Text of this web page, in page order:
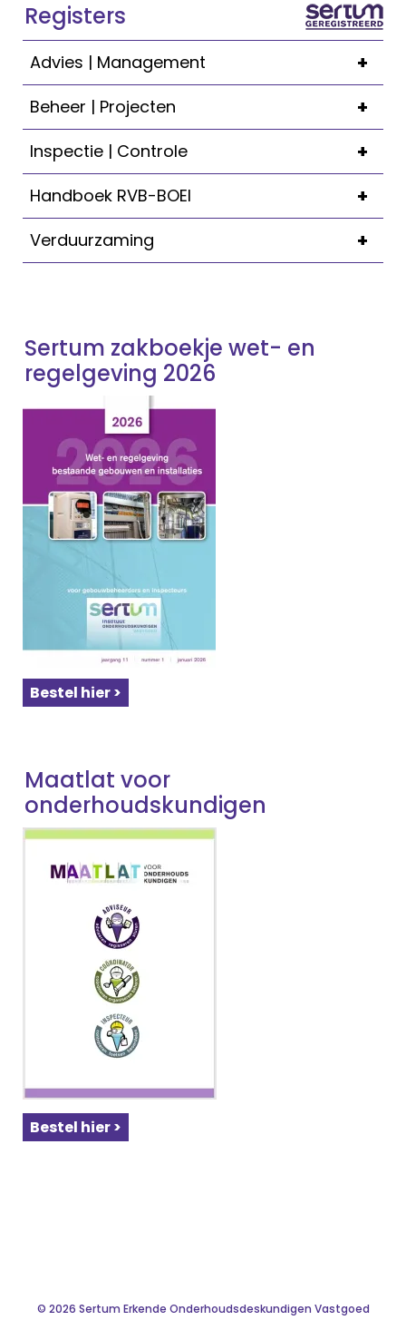
Registers
+
Advies | Management
+
Beheer | Projecten
+
Inspectie | Controle
+
Handboek RVB-BOEI
+
Verduurzaming
Sertum zakboekje wet- en
regelgeving 2026
Bestel hier >
Maatlat voor
onderhoudskundigen
Bestel hier >
© 2026 Sertum Erkende Onderhoudsdeskundigen Vastgoed